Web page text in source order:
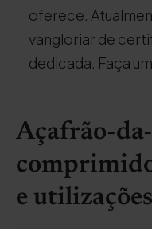
oferece.
vangloriar de
dedicada. Faça
Açafrão-
e utilizações